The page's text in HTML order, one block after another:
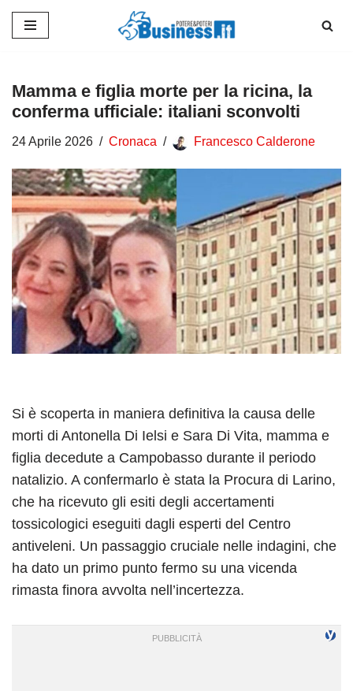
contenuto
Mamma e figlia morte per la ricina, la
conferma ufficiale: italiani sconvolti
24 Aprile 2026 Cronaca Francesco Calderone
Si è scoperta in maniera definitiva la causa delle
morti di Antonella Di Ielsi e Sara Di Vita, mamma e
figlia decedute a Campobasso durante il periodo
natalizio. A confermarlo è stata la Procura di Larino,
che ha ricevuto gli esiti degli accertamenti
tossicologici eseguiti dagli esperti del Centro
antiveleni. Un passaggio cruciale nelle indagini, che
ha dato un primo punto fermo su una vicenda
rimasta finora avvolta nell’incertezza.